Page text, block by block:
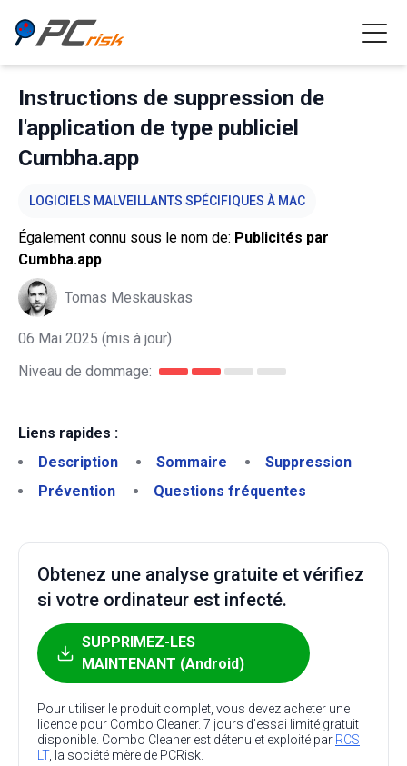
Instructions de suppression de
l'application de type publiciel
Cumbha.app
LOGICIELS MALVEILLANTS SPÉCIFIQUES À MAC
Également connu sous le nom de: Publicités par
Cumbha.app
Tomas Meskauskas
06 Mai 2025 (mis à jour)
Niveau de dommage:
Liens rapides :
Description
Sommaire
Suppression
Prévention
Questions fréquentes
Obtenez une analyse gratuite et vérifiez
si votre ordinateur est infecté.
SUPPRIMEZ-LES
MAINTENANT (Android)
Pour utiliser le produit complet, vous devez acheter une
licence pour Combo Cleaner. 7 jours d’essai limité gratuit
disponible. Combo Cleaner est détenu et exploité par RCS
LT, la société mère de PCRisk.